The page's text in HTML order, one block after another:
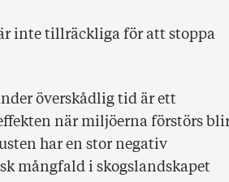
inte tillräckliga för att stoppa
överskådlig tid är ett
när miljöerna förstörs
har en stor negativ
mångfald i skogslandskapet